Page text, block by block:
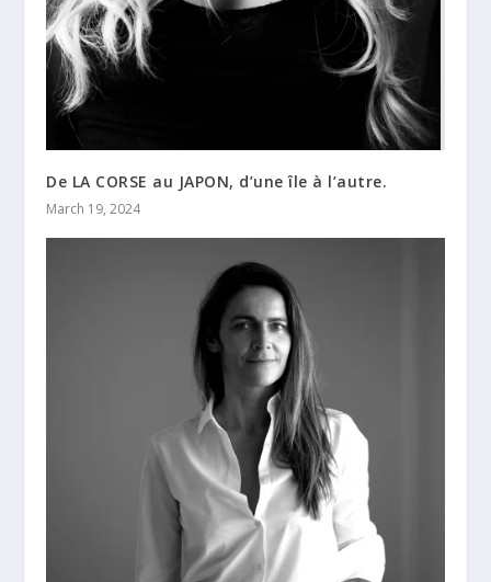
De LA CORSE au JAPON, d’une île à l’autre.
March 19, 2024